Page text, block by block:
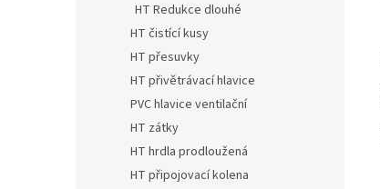
HT Redukce dlouhé
HT čistící kusy
HT přesuvky
HT přivětrávací hlavice
PVC hlavice ventilační
HT zátky
HT hrdla prodloužená
HT připojovací kolena